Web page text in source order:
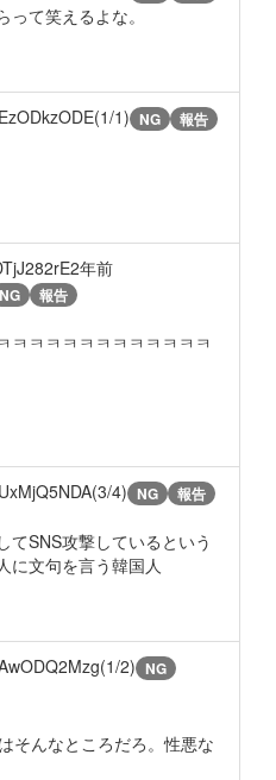
て笑えるよな。
1) NG 報告
2年前
NG 報告
ㅋㅋㅋㅋㅋㅋㅋㅋㅋㅋㅋㅋ
4) NG 報告
てSNS攻撃しているという
に文句を言う韓国人
2) NG
そんなところだろ。性悪な